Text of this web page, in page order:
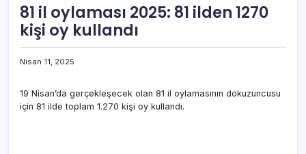
81 il oylaması 2025: 81 ilden 1270
kişi oy kullandı
Nisan 11, 2025
19 Nisan’da gerçekleşecek olan 81 il oylamasının dokuzuncusu
için 81 ilde toplam 1.270 kişi oy kullandı.